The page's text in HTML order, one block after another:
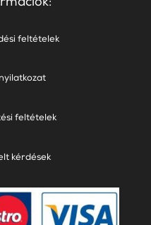
feltételek
feltételek
kérdések